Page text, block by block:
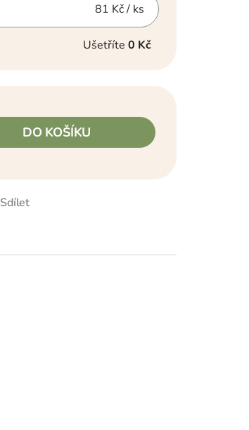
81 Kč/ ks
Ušetříte 0 Kč
DO KOŠÍKU
Sdílet